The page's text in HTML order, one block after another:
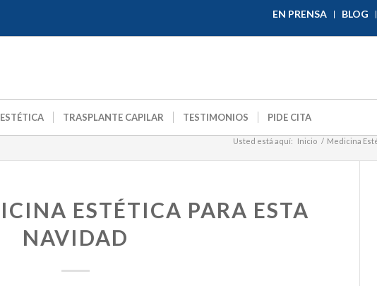
EN PRENSA BLOG
TRASPLANTE CAPILAR TESTIMONIOS PIDE CITA
Usted está aquí: Inicio / Medicina
ESTÉTICA PARA ESTA
NAVIDAD